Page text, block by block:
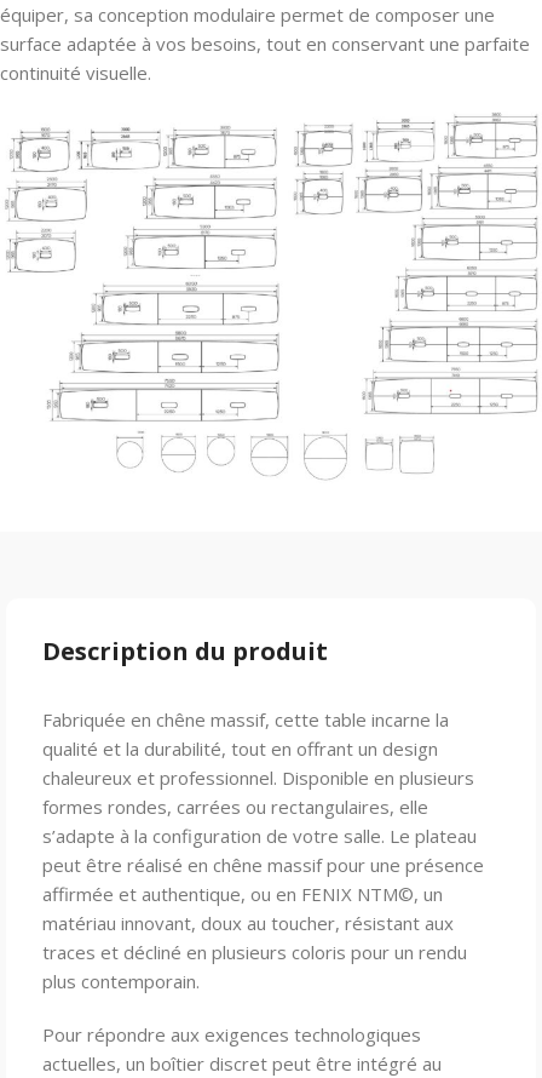
équiper, sa conception modulaire permet de composer une
surface adaptée à vos besoins, tout en conservant une parfaite
continuité visuelle.
Description du produit
Fabriquée en chêne massif, cette table incarne la
qualité et la durabilité, tout en offrant un design
chaleureux et professionnel. Disponible en plusieurs
formes rondes, carrées ou rectangulaires, elle
s’adapte à la configuration de votre salle. Le plateau
peut être réalisé en chêne massif pour une présence
affirmée et authentique, ou en FENIX NTM©, un
matériau innovant, doux au toucher, résistant aux
traces et décliné en plusieurs coloris pour un rendu
plus contemporain.
Pour répondre aux exigences technologiques
actuelles, un boîtier discret peut être intégré au